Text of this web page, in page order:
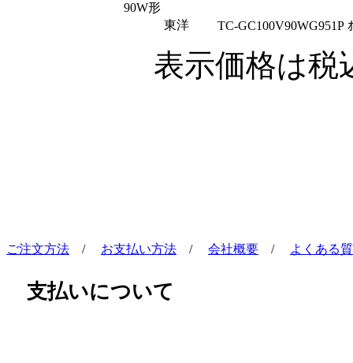
90W形
東洋 TC-GC100V90WG951P
表示価格は税
ご注文方法 / お支払い方法 / 会社概要 / よくある
支払いについて